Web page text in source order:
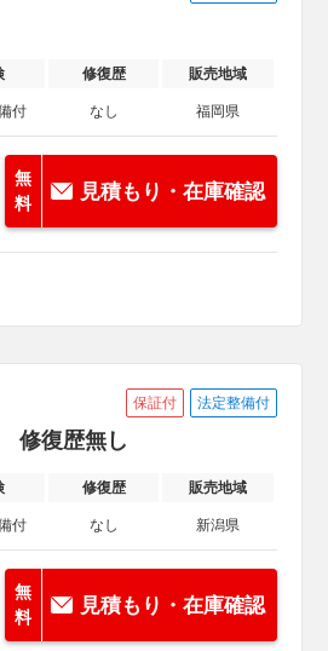
修復歴 販売地域
付 なし 福岡県
無
料
見積もり・在庫確認
保証付 法定整備付
修復歴無し
修復歴 販売地域
付 なし 新潟県
無
料
見積もり・在庫確認